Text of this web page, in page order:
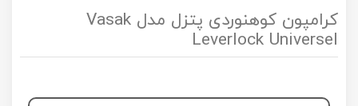
کرامپون کوهنوردی پتزل مدل Vasak
Leverlock Universel